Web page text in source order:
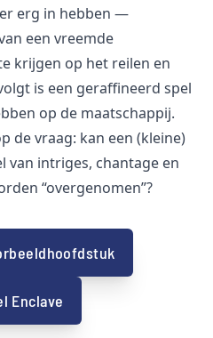
erg in hebben —
een vreemde
krijgen op het reilen en
is een geraffineerd spel
op de maatschappij.
de vraag: kan een (kleine)
van intriges, chantage en
“overgenomen”?
Enclave